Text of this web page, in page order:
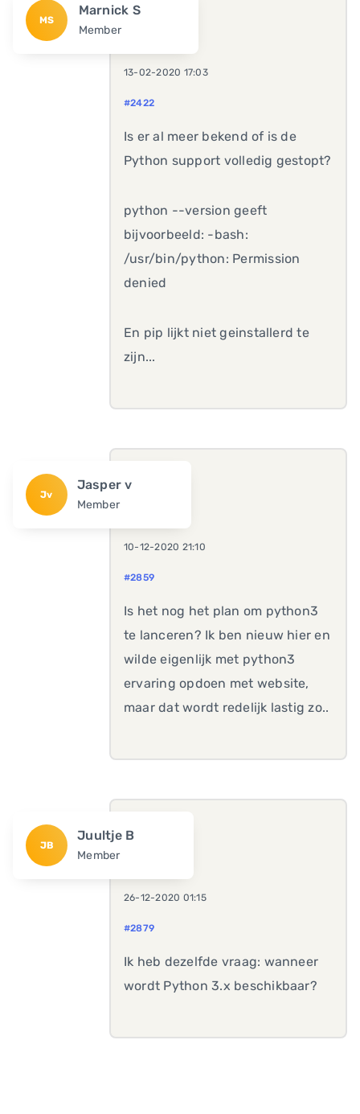
MS
Marnick S
Member
13-02-2020 17:03
#2422
Is er al meer bekend of is de
Python support volledig gestopt?
python --version geeft
bijvoorbeeld: -bash:
/usr/bin/python: Permission
denied
En pip lijkt niet geinstallerd te
zijn...
Jv
Jasper v
Member
10-12-2020 21:10
#2859
Is het nog het plan om python3
te lanceren? Ik ben nieuw hier en
wilde eigenlijk met python3
ervaring opdoen met website,
maar dat wordt redelijk lastig zo..
JB
Juultje B
Member
26-12-2020 01:15
#2879
Ik heb dezelfde vraag: wanneer
wordt Python 3.x beschikbaar?